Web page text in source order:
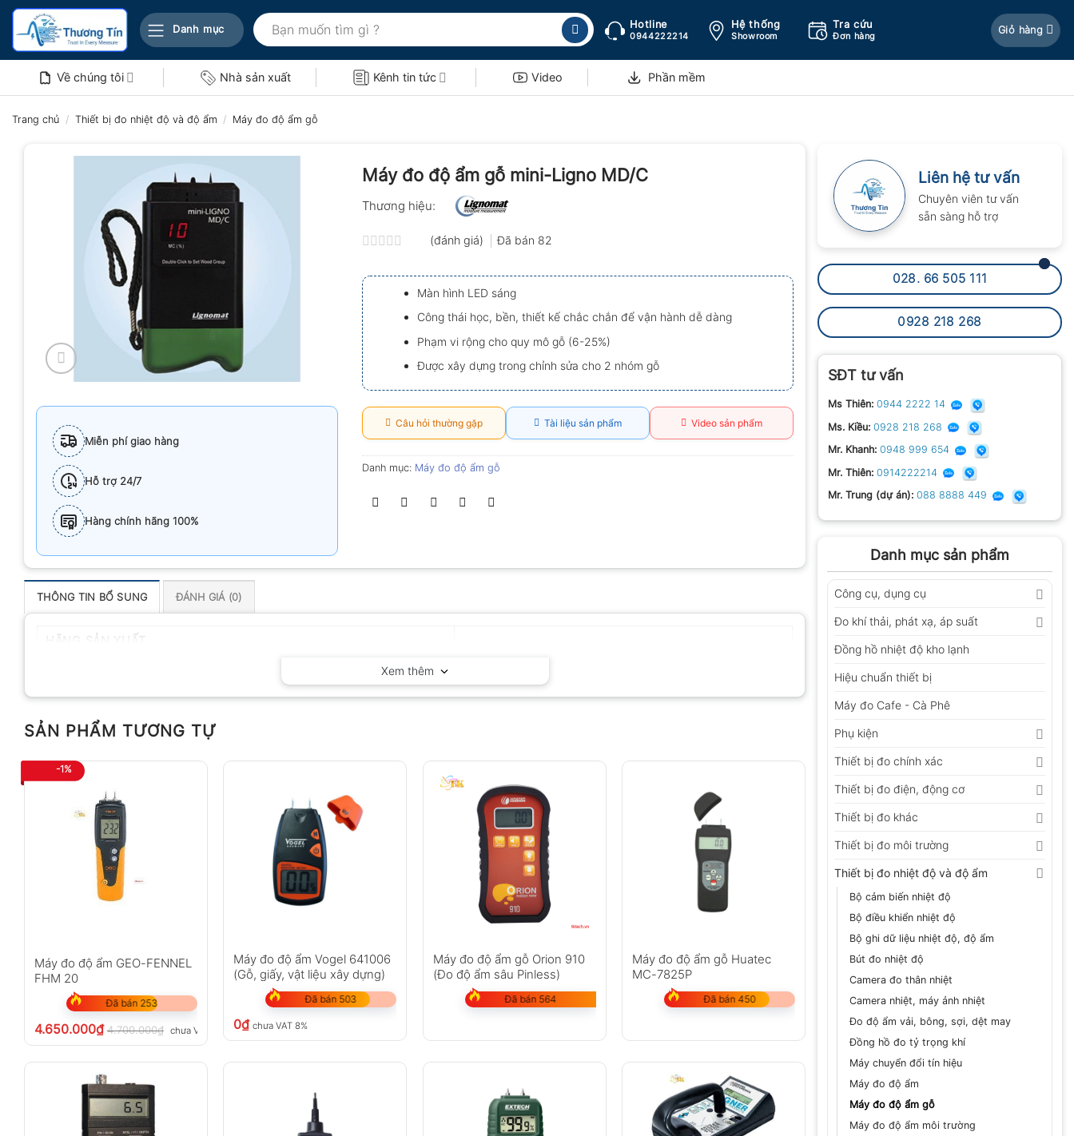
Bỏ
nội
Danh mục
Tìm
kiếm:
Hotline
0944222214
Hệ thống
Showroom
Tra cứu
Đơn hàng
Giỏ hàng
Về chúng tôi Nhà sản xuất Kênh tin tức Video Phần mềm
Trang chủ / Thiết bị đo nhiệt độ và độ ẩm / Máy đo độ ẩm gỗ
Liên hệ tư vấn
Chuyên viên tư vấn
sẵn sàng hỗ trợ
028. 66 505 111
0928 218 268
SĐT tư vấn
Ms Thiên: 0944 2222 14
Ms. Kiều: 0928 218 268
Mr. Khanh: 0948 999 654
Mr. Thiên: 0914222214
Mr. Trung (dự án): 088 8888 449
Danh mục sản phẩm
Công cụ, dụng cụ
Đo khí thải, phát xạ, áp suất
Đồng hồ nhiệt độ kho lạnh
Hiệu chuẩn thiết bị
Máy đo Cafe - Cà Phê
Phụ kiện
Thiết bị đo chính xác
Thiết bị đo điện, động cơ
Thiết bị đo khác
Thiết bị đo môi trường
Thiết bị đo nhiệt độ và độ ẩm
Bộ cảm biến nhiệt độ
Bộ điều khiển nhiệt độ
Bộ ghi dữ liệu nhiệt độ, độ ẩm
Bút đo nhiệt độ
Camera đo thân nhiệt
Camera nhiệt, máy ảnh nhiệt
Đo độ ẩm vải, bông, sợi, dệt may
Đồng hồ đo tỷ trọng khí
Máy chuyển đổi tín hiệu
Máy đo độ ẩm
Máy đo độ ẩm gỗ
Máy đo độ ẩm môi trường
Miễn phí giao hàng
Hỗ trợ 24/7
Hàng chính hãng 100%
Máy đo độ ẩm gỗ mini-Ligno MD/C
Thương hiệu:
xếp
hạng
0.0
5
sao
(đánh giá) Đã bán 82
Màn hình LED sáng
Công thái học, bền, thiết kế chắc chắn để vận hành dễ dàng
Phạm vi rộng cho quy mô gỗ (6-25%)
Được xây dựng trong chỉnh sửa cho 2 nhóm gỗ
Câu hỏi thường gặp Tài liệu sản phẩm Video sản phẩm
Danh mục: Máy đo độ ẩm gỗ
THÔNG TIN BỔ SUNG ĐÁNH GIÁ (0)
Xem thêm
SẢN PHẨM TƯƠNG TỰ
-1%
Máy đo độ ẩm GEO-FENNEL
FHM 20
Đã bán 253
4.650.000₫ 4.700.000₫ chưa VAT 8%
Máy đo độ ẩm Vogel 641006
(Gỗ, giấy, vật liệu xây dựng)
Đã bán 503
0₫ chưa VAT 8%
Máy đo độ ẩm gỗ Orion 910
(Đo độ ẩm sâu Pinless)
Đã bán 564
Máy đo độ ẩm gỗ Huatec
MC-7825P
Đã bán 450